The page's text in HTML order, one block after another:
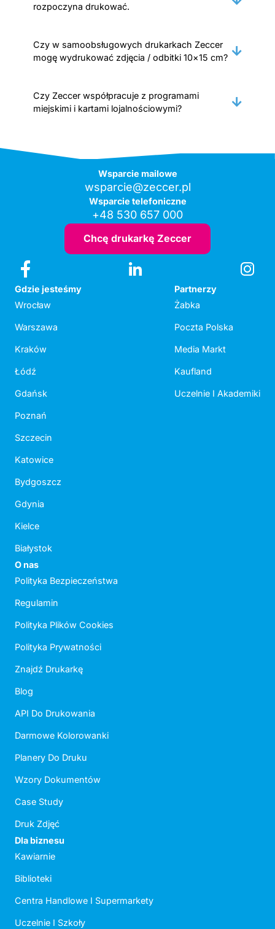
rozpoczyna drukować.
Czy w samoobsługowych drukarkach Zeccer
mogę wydrukować zdjęcia / odbitki 10×15 cm?
Czy Zeccer współpracuje z programami
miejskimi i kartami lojalnościowymi?
Wsparcie mailowe
wsparcie@zeccer.pl
Wsparcie telefoniczne
+48 530 657 000
Chcę drukarkę Zeccer
Gdzie jesteśmy
Wrocław
Warszawa
Kraków
Łódź
Gdańsk
Poznań
Szczecin
Katowice
Bydgoszcz
Gdynia
Kielce
Białystok
Partnerzy
Żabka
Poczta Polska
Media Markt
Kaufland
Uczelnie I Akademiki
O nas
Polityka Bezpieczeństwa
Regulamin
Polityka Plików Cookies
Polityka Prywatności
Znajdź Drukarkę
Blog
API Do Drukowania
Darmowe Kolorowanki
Planery Do Druku
Wzory Dokumentów
Case Study
Druk Zdjęć
Dla biznesu
Kawiarnie
Biblioteki
Centra Handlowe I Supermarkety
Uczelnie I Szkoły